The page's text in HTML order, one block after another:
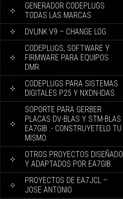
GENERADOR CODEPLUGS
TODAS LAS MARCAS
DVLINK V9 – CHANGE LOG
CODEPLUGS, SOFTWARE Y
FIRMWARE PARA EQUIPOS
DMR
CODEPLUGS PARA SISTEMAS
DIGITALES P25 Y NXDN-IDAS.
SOPORTE PARA GERBER
PLACAS DV-BLAS Y STM-BLAS
EA7GIB .- CONSTRUYETELO TU
MISMO.
OTROS PROYECTOS DISEÑADO
Y ADAPTADOS POR EA7GIB.
PROYECTOS DE EA7JCL –
JOSE ANTONIO